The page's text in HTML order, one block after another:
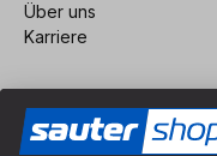
Über uns
Karriere